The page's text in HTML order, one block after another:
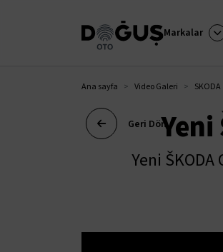
Markalar
Ana sayfa Video Galeri SKODA
Yeni
Geri Dön